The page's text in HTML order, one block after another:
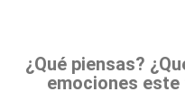
¿Qué piensas?
emociones